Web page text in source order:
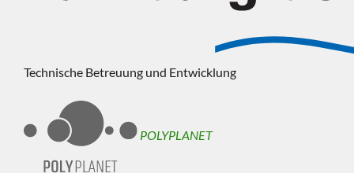
Technische Betreuung und Entwicklung
POLYPLANET